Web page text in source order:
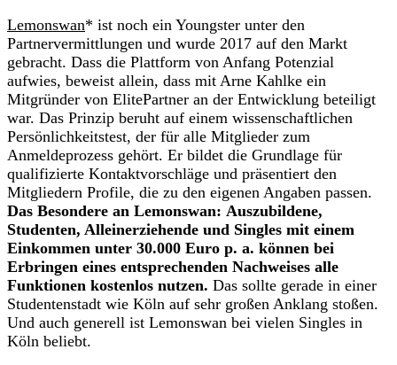
Lemonswan* ist noch ein Youngster unter den
Partnervermittlungen und wurde 2017 auf den Markt
gebracht. Dass die Plattform von Anfang Potenzial
aufwies, beweist allein, dass mit Arne Kahlke ein
Mitgründer von ElitePartner an der Entwicklung beteiligt
war. Das Prinzip beruht auf einem wissenschaftlichen
Persönlichkeitstest, der für alle Mitglieder zum
Anmeldeprozess gehört. Er bildet die Grundlage für
qualifizierte Kontaktvorschläge und präsentiert den
Mitgliedern Profile, die zu den eigenen Angaben passen.
Das Besondere an Lemonswan: Auszubildene,
Studenten, Alleinerziehende und Singles mit einem
Einkommen unter 30.000 Euro p. a. können bei
Erbringen eines entsprechenden Nachweises alle
Funktionen kostenlos nutzen. Das sollte gerade in einer
Studentenstadt wie Köln auf sehr großen Anklang stoßen.
Und auch generell ist Lemonswan bei vielen Singles in
Köln beliebt.